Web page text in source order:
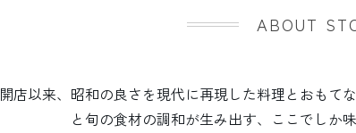
ABOUT
開店以来、昭和の良さを現代に再現した料理とおもて
と旬の食材の調和が生み出す、ここでしか